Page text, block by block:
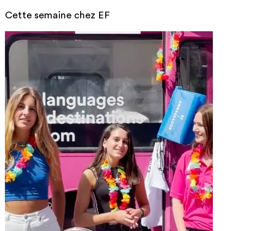
Cette semaine chez EF